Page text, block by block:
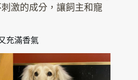
激的成分，讓飼主和寵
充滿香氣